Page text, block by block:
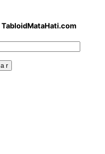
TabloidMataHati.com